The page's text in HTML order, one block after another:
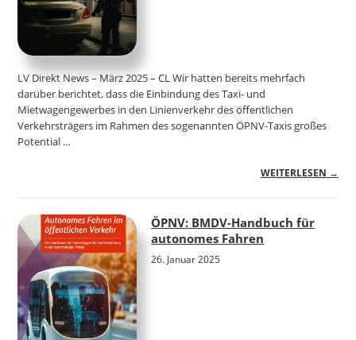
LV Direkt News – März 2025 – CL Wir hatten bereits mehrfach
darüber berichtet, dass die Einbindung des Taxi- und
Mietwagengewerbes in den Linienverkehr des öffentlichen
Verkehrsträgers im Rahmen des sogenannten ÖPNV-Taxis großes
Potential …
WEITERLESEN →
ÖPNV: BMDV-Handbuch für
autonomes Fahren
26. Januar 2025